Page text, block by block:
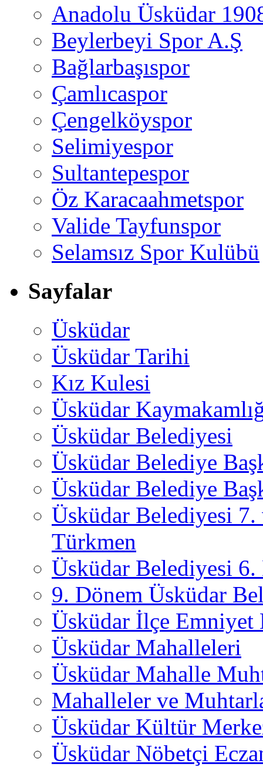
Anadolu Üsküdar
Beylerbeyi Spor A.Ş
Bağlarbaşıspor
Çamlıcaspor
Çengelköyspor
Selimiyespor
Sultantepespor
Öz Karacaahmetspor
Valide Tayfunspor
Selamsız Spor Kulübü
Sayfalar
Üsküdar
Üsküdar Tarihi
Kız Kulesi
Üsküdar
Üsküdar Belediyesi
Üsküdar Belediye
Üsküdar Belediye
Üsküdar Belediyesi
Türkmen
Üsküdar Belediyesi 6.
9. Dönem Üsküdar
Üsküdar İlçe
Üsküdar Mahalleleri
Üsküdar Mahalle
Mahalleler ve
Üsküdar Kültür
Üsküdar Nöbetçi